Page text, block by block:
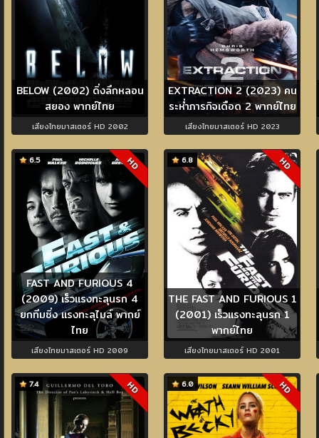
BELOW (2002) ดิ่งลึกหลอน
สยอง พากย์ไทย
เสียงไทยมาสเตอร์ HD 2002
EXTRACTION 2 (2023) คน
ระห่ำภารกิจเดือด 2 พากย์ไทย
เสียงไทยมาสเตอร์ HD 2023
FAST AND FURIOUS 4
(2009) เร็วแรงทะลุนรก 4
ยกทีมซิ่ง แรงทะลุไมล์ พากย์
ไทย
6.5 HD
เสียงไทยมาสเตอร์ HD 2009
THE FAST AND FURIOUS 1
(2001) เร็วแรงทะลุนรก 1
พากย์ไทย
6.8 HD
เสียงไทยมาสเตอร์ HD 2001
7.4 HD 6.0 HD